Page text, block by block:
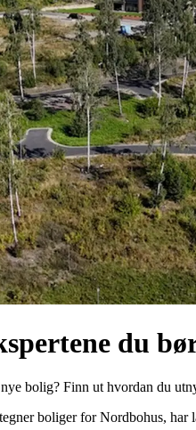
du
bolig? Finn ut hvordan du
boliger for Nordbohus,